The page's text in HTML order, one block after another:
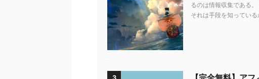
るのは情報収集である
それは手段を知ってい